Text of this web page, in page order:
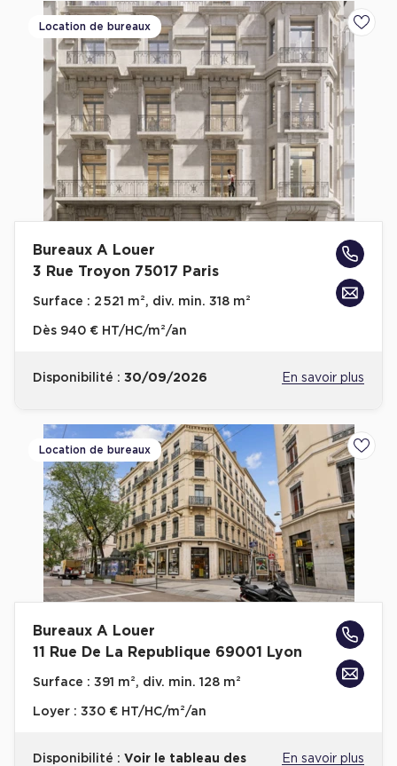
Location de bureaux
Bureaux A Louer
3 Rue Troyon 75017 Paris
Surface : 2 521 m², div. min. 318 m²
Dès 940 € HT/HC/m²/an
Disponibilité : 30/09/2026 En savoir plus
Location de bureaux
Bureaux A Louer
11 Rue De La Republique 69001 Lyon
Surface : 391 m², div. min. 128 m²
Loyer : 330 € HT/HC/m²/an
Disponibilité : Voir le tableau des
En savoir plus